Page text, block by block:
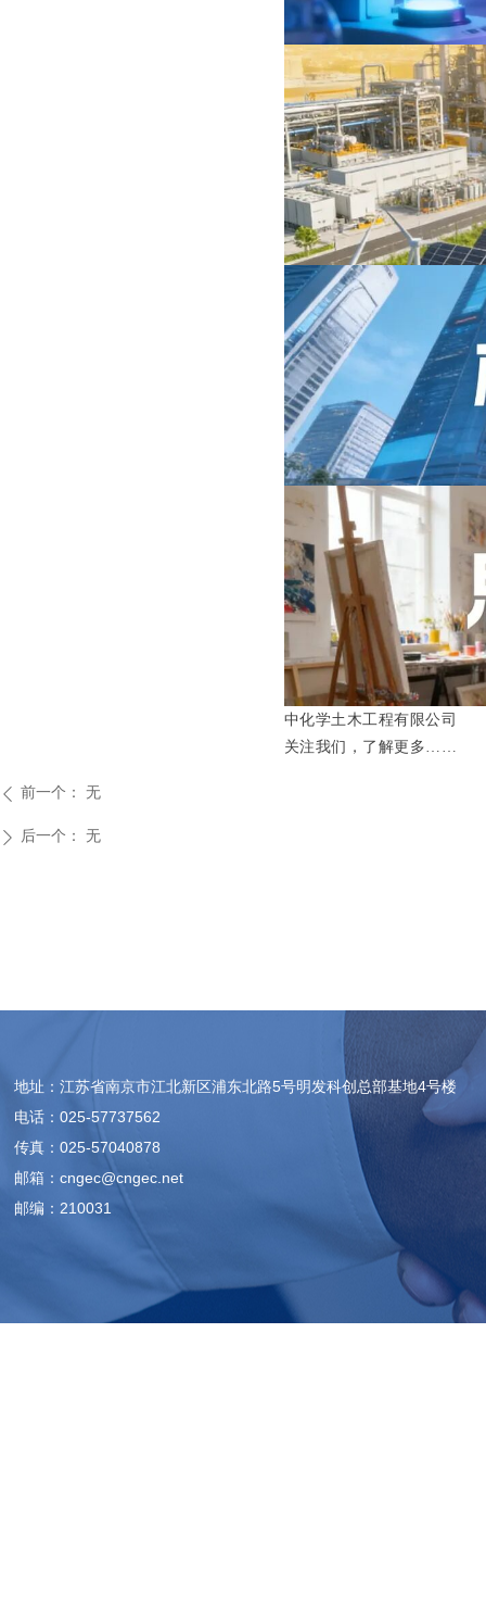
中化学土木工程有限公司
关注我们，了解更多……
ꄴ 前一个： 无
ꄲ 后一个： 无
地址：江苏省南京市江北新区浦东北路5号明发科创总部基地4号楼
电话：025-57737562
传真：025-57040878
邮箱：cngec@cngec.net
邮编：210031